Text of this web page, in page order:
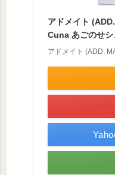
アドメイト
Cuna あごのせシ
アドメイト (ADD.